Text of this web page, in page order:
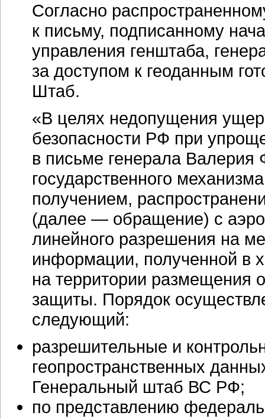
Согласно
к письму, подписанному
управления генштаба,
за доступом к геоданным
Штаб.
«В целях недопущения
безопасности РФ при
в письме генерала
государственного
получением,
(далее — обращение) с
линейного разрешения на
информации, полученной в
на территории размещения
защиты. Порядок
следующий:
разрешительные и
геопространственных
Генеральный штаб ВС РФ;
по представлению